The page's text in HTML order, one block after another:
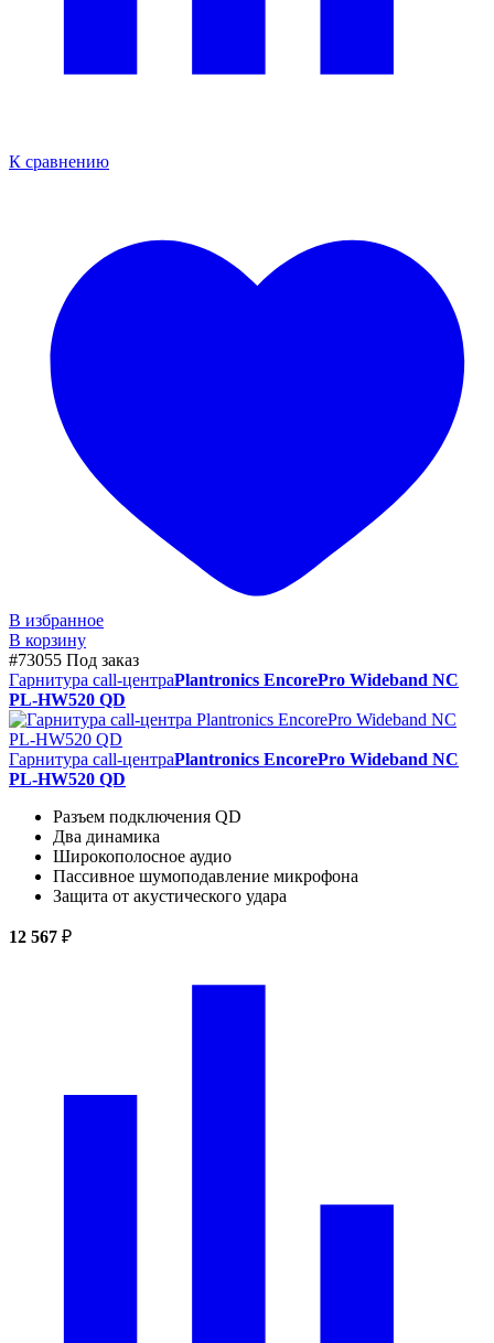
К сравнению
В избранное
В корзину
#73055 Под заказ
Гарнитура call-центраPlantronics EncorePro Wideband NC
PL-HW520 QD
Гарнитура call-центраPlantronics EncorePro Wideband NC
PL-HW520 QD
Разъем подключения QD
Два динамика
Широкополосное аудио
Пассивное шумоподавление микрофона
Защита от акустического удара
12 567 ₽